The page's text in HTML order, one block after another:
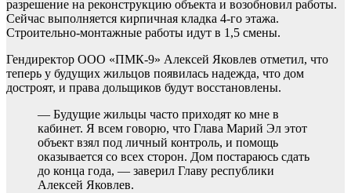
разрешение на реконструкцию объекта и возобновил работы.
Сейчас выполняется кирпичная кладка 4-го этажа.
Строительно-монтажные работы идут в 1,5 смены.
Гендиректор ООО «ПМК-9» Алексей Яковлев отметил, что
теперь у будущих жильцов появилась надежда, что дом
достроят, и права дольщиков будут восстановлены.
— Будущие жильцы часто приходят ко мне в
кабинет. Я всем говорю, что Глава Марий Эл этот
объект взял под личный контроль, и помощь
оказывается со всех сторон. Дом постараюсь сдать
до конца года, — заверил Главу республики
Алексей Яковлев.